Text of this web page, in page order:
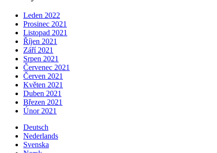
Leden 2022
Prosinec 2021
Listopad 2021
Říjen 2021
Září 2021
Srpen 2021
Červenec 2021
Červen 2021
Květen 2021
Duben 2021
Březen 2021
Únor 2021
Deutsch
Nederlands
Svenska